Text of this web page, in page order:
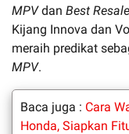
MPVdan Best
Kijang Innova dan
meraih predikat
MPV.
Baca juga : Cara
Honda, Siapkan